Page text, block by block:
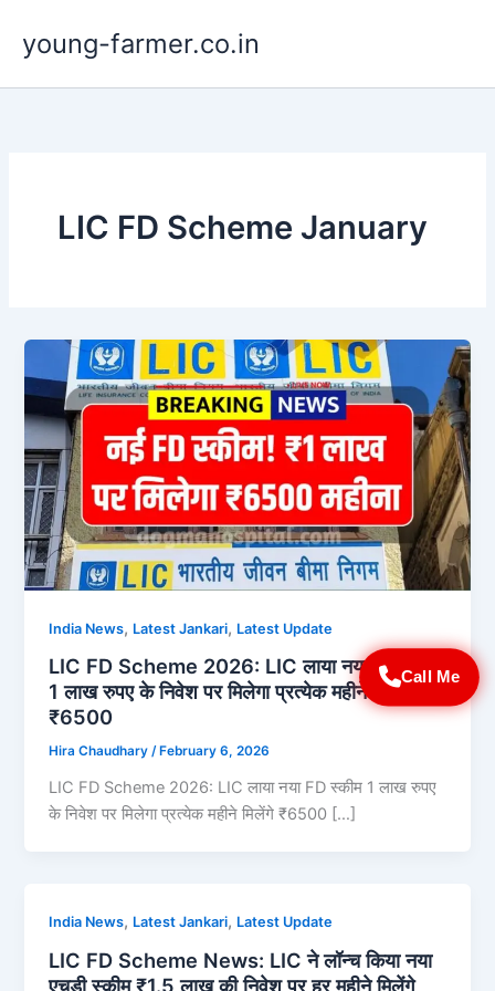
content
young-farmer.co.in
LIC FD Scheme January
India News, Latest Jankari, Latest Update
LIC FD Scheme 2026: LIC लाया नया FD स्कीम
1 लाख रुपए के निवेश पर मिलेगा प्रत्येक महीने मिलेंगे
₹6500
Hira Chaudhary/ February 6, 2026
LIC FD Scheme 2026: LIC लाया नया FD स्कीम 1 लाख रुपए
के निवेश पर मिलेगा प्रत्येक महीने मिलेंगे ₹6500 […]
India News, Latest Jankari, Latest Update
LIC FD Scheme News: LIC ने लॉन्च किया नया
एचडी स्कीम ₹1.5 लाख की निवेश पर हर महीने मिलेंगे
Call Me